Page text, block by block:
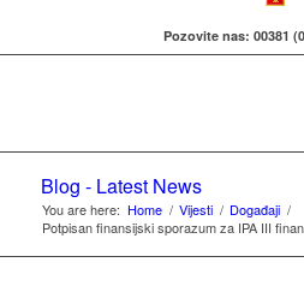
Pozovite nas: 00381
Blog - Latest News
You are here: Home / Vijesti / Događaji /
Potpisan finansijski sporazum za IPA III